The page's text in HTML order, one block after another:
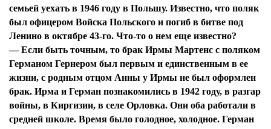
семьей уехать в 1946 году в Польшу. Известно, что поляк
был офицером Войска Польского и погиб в битве под
Ленино в октябре 43-го. Что-то о нем еще известно?
— Если быть точным, то брак Ирмы Мартенс с поляком
Германом Гернером был первым и единственным в ее
жизни, с родным отцом Анны у Ирмы не был оформлен
брак. Ирма и Герман познакомились в 1942 году, в разгар
войны, в Киргизии, в селе Орловка. Они оба работали в
средней школе. Время было голодное, холодное. Герман